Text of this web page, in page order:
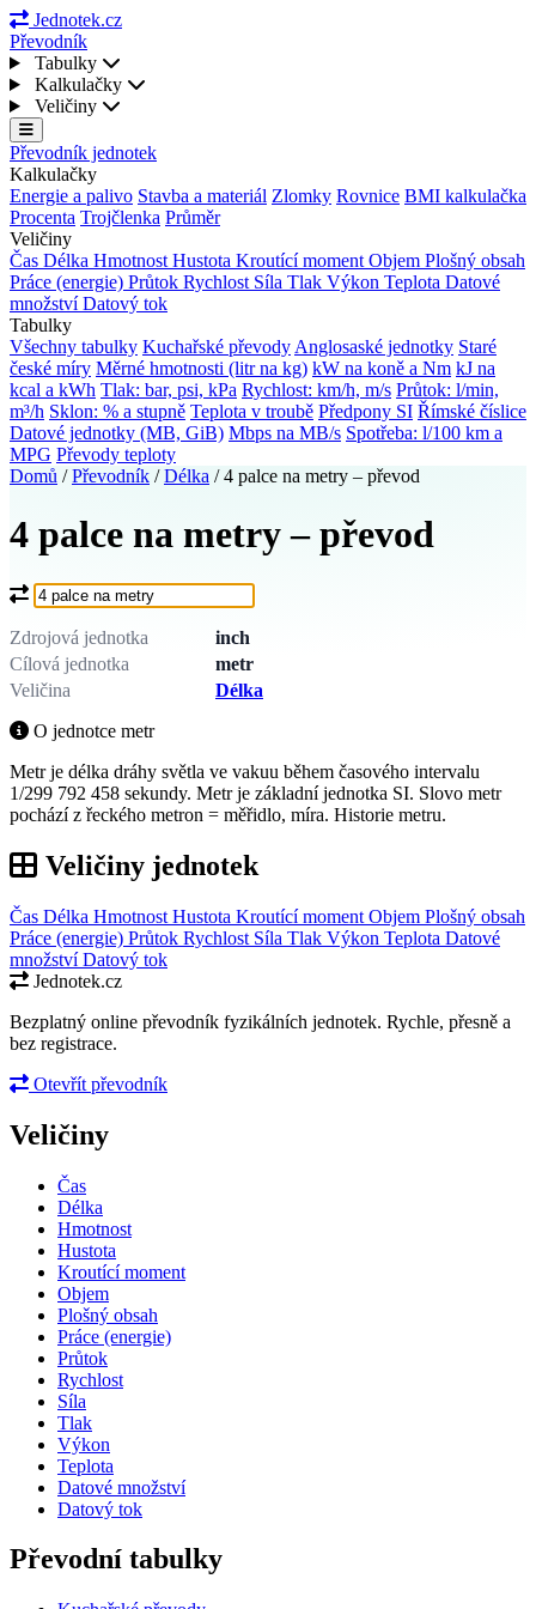
Jednotek.cz
Převodník
Tabulky
Kalkulačky
Veličiny
Převodník jednotek
Kalkulačky
Energie a palivo Stavba a materiál Zlomky Rovnice BMI kalkulačka
Procenta Trojčlenka Průměr
Veličiny
Čas Délka Hmotnost Hustota Kroutící moment Objem Plošný obsah
Práce (energie) Průtok Rychlost Síla Tlak Výkon Teplota Datové
množstvíDatový tok
Tabulky
Všechny tabulky Kuchařské převody Anglosaské jednotky Staré
české míry Měrné hmotnosti (litr na kg) kW na koně a Nm kJ na
kcal a kWh Tlak: bar, psi, kPa Rychlost: km/h, m/s Průtok: l/min,
m³/h Sklon: % a stupně Teplota v troubě Předpony SI Římské číslice
Datové jednotky (MB, GiB) Mbps na MB/s Spotřeba: l/100 km a
MPG Převody teploty
Domů / Převodník / Délka / 4 palce na metry – převod
4 palce na metry – převod
Co chcete převést?
Zdrojová jednotka
inch
Cílová jednotka
metr
Veličina
Délka
O jednotce metr
Metr je délka dráhy světla ve vakuu během časového intervalu
1/299 792 458 sekundy. Metr je základní jednotka SI. Slovo metr
pochází z řeckého metron = měřidlo, míra. Historie metru.
Veličiny jednotek
Čas Délka Hmotnost Hustota Kroutící moment Objem Plošný obsah
Práce (energie) Průtok Rychlost Síla Tlak Výkon Teplota Datové
množstvíDatový tok
Jednotek.cz
Bezplatný online převodník fyzikálních jednotek. Rychle, přesně a
bez registrace.
Otevřít převodník
Veličiny
Čas
Délka
Hmotnost
Hustota
Kroutící moment
Objem
Plošný obsah
Práce (energie)
Průtok
Rychlost
Síla
Tlak
Výkon
Teplota
Datové množství
Datový tok
Převodní tabulky